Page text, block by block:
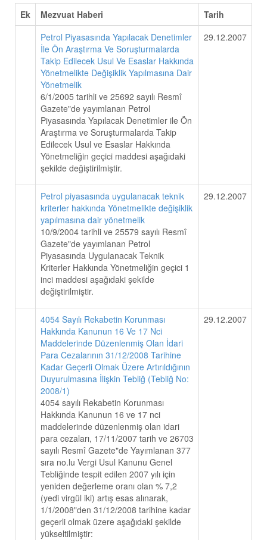
Ek Mezvuat Haberi
Tarih
Petrol Piyasasında Yapılacak Denetimler
İle Ön Araştırma Ve Soruşturmalarda
Takip Edilecek Usul Ve Esaslar Hakkında
Yönetmelikte Değişiklik Yapılmasına Dair
Yönetmelik
6/1/2005 tarihli ve 25692 sayılı Resmî
Gazete"de yayımlanan Petrol
Piyasasında Yapılacak Denetimler ile Ön
Araştırma ve Soruşturmalarda Takip
Edilecek Usul ve Esaslar Hakkında
Yönetmeliğin geçici maddesi aşağıdaki
şekilde değiştirilmiştir.
29.12.2007
Petrol piyasasında uygulanacak teknik
kriterler hakkında Yönetmelikte değişiklik
yapılmasına dair yönetmelik
10/9/2004 tarihli ve 25579 sayılı Resmî
Gazete"de yayımlanan Petrol
Piyasasında Uygulanacak Teknik
Kriterler Hakkında Yönetmeliğin geçici 1
inci maddesi aşağıdaki şekilde
değiştirilmiştir.
29.12.2007
4054 Sayılı Rekabetin Korunması
Hakkında Kanunun 16 Ve 17 Nci
Maddelerinde Düzenlenmiş Olan İdari
Para Cezalarının 31/12/2008 Tarihine
Kadar Geçerli Olmak Üzere Artırıldığının
Duyurulmasına İlişkin Tebliğ (Tebliğ No:
2008/1)
4054 sayılı Rekabetin Korunması
Hakkında Kanunun 16 ve 17 nci
maddelerinde düzenlenmiş olan idari
para cezaları, 17/11/2007 tarih ve 26703
sayılı Resmî Gazete"de Yayımlanan 377
sıra no.lu Vergi Usul Kanunu Genel
Tebliğinde tespit edilen 2007 yılı için
yeniden değerleme oranı olan % 7,2
(yedi virgül iki) artış esas alınarak,
1/1/2008"den 31/12/2008 tarihine kadar
geçerli olmak üzere aşağıdaki şekilde
yükseltilmiştir:
29.12.2007